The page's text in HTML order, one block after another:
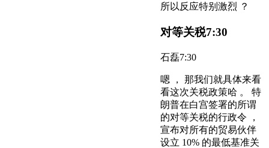
所以反应特别激烈 ？
对等关税7:30
石磊7:30
嗯 ， 那我们就具体来看
看这次关税政策哈 。 特
朗普在白宫签署的所谓
的对等关税的行政令 ，
宣布对所有的贸易伙伴
设立 10% 的最低基准关